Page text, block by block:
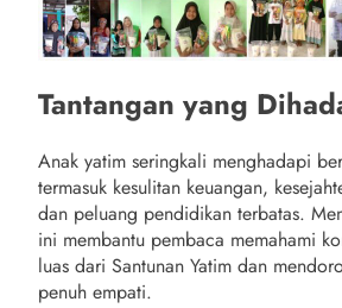
Tantangan yang
Anak yatim seringkali menghadapi
termasuk kesulitan keuangan,
dan peluang pendidikan terbatas.
ini membantu pembaca memahami
luas dari Santunan Yatim dan
penuh empati.